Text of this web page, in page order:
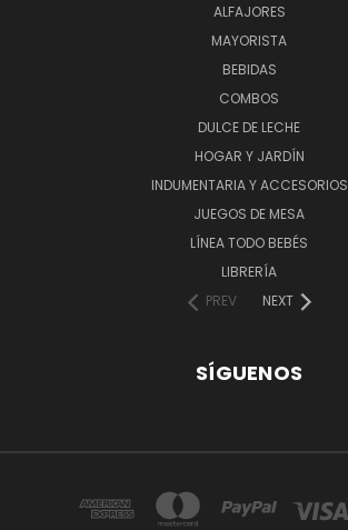
ALFAJORES
MAYORISTA
BEBIDAS
COMBOS
DULCE DE LECHE
HOGAR Y JARDÍN
INDUMENTARIA Y ACCESORIOS
JUEGOS DE MESA
LÍNEA TODO BEBÉS
LIBRERÍA
PREV
NEXT
SÍGUENOS